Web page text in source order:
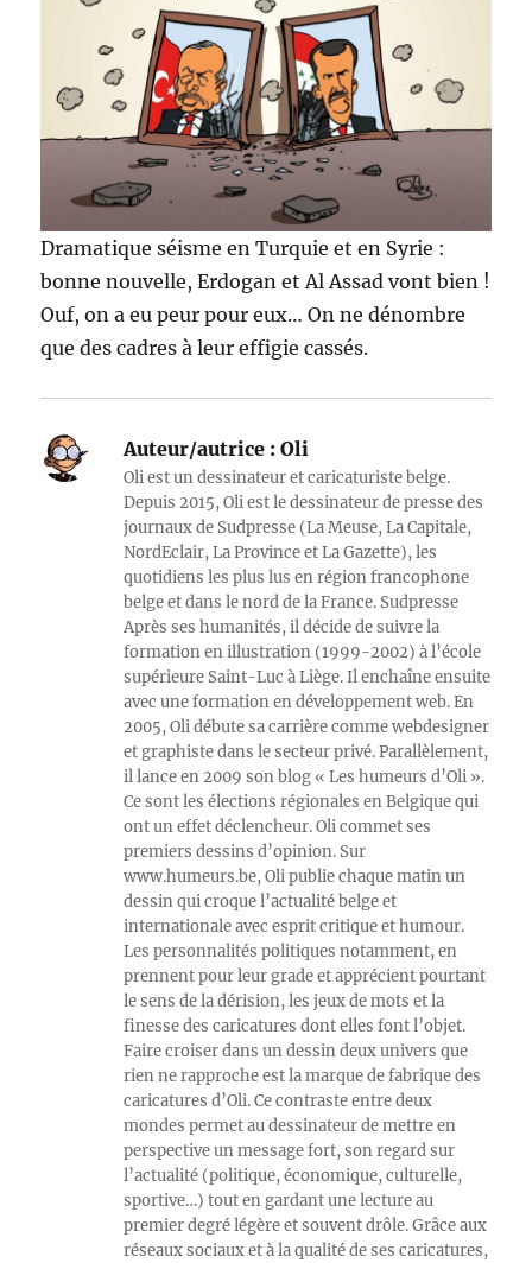
Dramatique séisme en Turquie et en Syrie :
bonne nouvelle, Erdogan et Al Assad vont bien !
Ouf, on a eu peur pour eux… On ne dénombre
que des cadres à leur effigie cassés.
Auteur/autrice : Oli
Oli est un dessinateur et caricaturiste belge.
Depuis 2015, Oli est le dessinateur de presse des
journaux de Sudpresse (La Meuse, La Capitale,
NordEclair, La Province et La Gazette), les
quotidiens les plus lus en région francophone
belge et dans le nord de la France. Sudpresse
Après ses humanités, il décide de suivre la
formation en illustration (1999-2002) à l’école
supérieure Saint-Luc à Liège. Il enchaîne ensuite
avec une formation en développement web. En
2005, Oli débute sa carrière comme webdesigner
et graphiste dans le secteur privé. Parallèlement,
il lance en 2009 son blog « Les humeurs d’Oli ».
Ce sont les élections régionales en Belgique qui
ont un effet déclencheur. Oli commet ses
premiers dessins d’opinion. Sur
www.humeurs.be, Oli publie chaque matin un
dessin qui croque l’actualité belge et
internationale avec esprit critique et humour.
Les personnalités politiques notamment, en
prennent pour leur grade et apprécient pourtant
le sens de la dérision, les jeux de mots et la
finesse des caricatures dont elles font l’objet.
Faire croiser dans un dessin deux univers que
rien ne rapproche est la marque de fabrique des
caricatures d’Oli. Ce contraste entre deux
mondes permet au dessinateur de mettre en
perspective un message fort, son regard sur
l’actualité (politique, économique, culturelle,
sportive…) tout en gardant une lecture au
premier degré légère et souvent drôle. Grâce aux
réseaux sociaux et à la qualité de ses caricatures,